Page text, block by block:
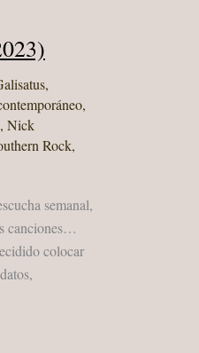
,
,
, Nick
Rock,
semanal,
canciones…
colocar